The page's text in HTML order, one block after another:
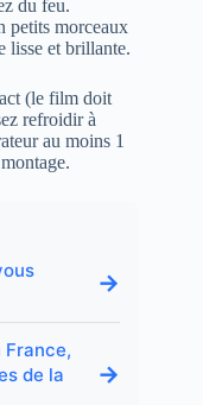
du feu.
petits morceaux
lisse et brillante.
(le film doit
refroidir à
au moins 1
→
France,
de la
→